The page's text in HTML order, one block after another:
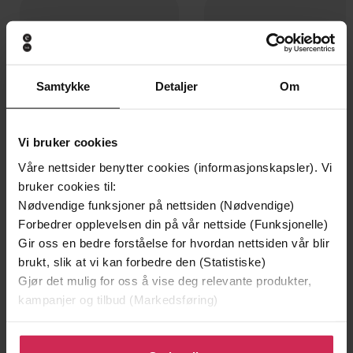
Samtykke Detaljer Om
Vi bruker cookies
Våre nettsider benytter cookies (informasjonskapsler). Vi
bruker cookies til:
Nødvendige funksjoner på nettsiden (Nødvendige)
Forbedrer opplevelsen din på vår nettside (Funksjonelle)
Gir oss en bedre forståelse for hvordan nettsiden vår blir
brukt, slik at vi kan forbedre den (Statistiske)
Gjør det mulig for oss å vise deg relevante produkter,
kampanjer og tilbud (Markedsføring)
Klikk på «Godta alle» for å gi oss ditt samtykke til å
129,-
Minnesota
Jo Nesbø
LYDBOK
399,-
Satans segl
Tom Egeland
LYDBOK